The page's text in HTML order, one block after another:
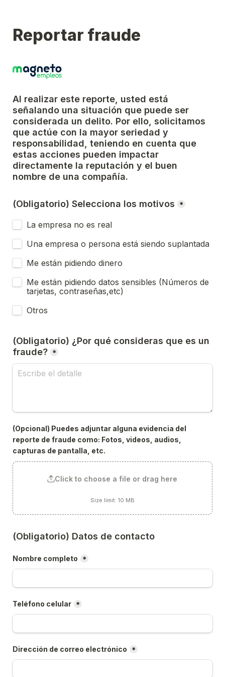
Reportar fraude
Al realizar este reporte, usted está
señalando una situación que puede ser
considerada un delito. Por ello, solicitamos
que actúe con la mayor seriedad y
responsabilidad, teniendo en cuenta que
estas acciones pueden impactar
directamente la reputación y el buen
nombre de una compañía.
(Obligatorio) Selecciona los motivos *
La empresa no es real
Una empresa o persona está siendo suplantada
Me están pidiendo dinero
Me están pidiendo datos sensibles (Números de
tarjetas, contraseñas,etc)
Otros
(Obligatorio) ¿Por qué consideras que es un
fraude? *
(Opcional) Puedes adjuntar alguna evidencia del
reporte de fraude como: Fotos, videos, audios,
capturas de pantalla, etc.
Click to choose a file or drag here
Size limit: 10 MB
(Obligatorio) Datos de contacto
Nombre completo *
Teléfono celular *
Dirección de correo electrónico *